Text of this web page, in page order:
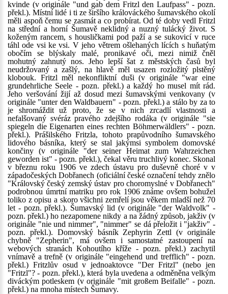
kvinde (v originále "und gab dem Fritzl den Laufpass" - pozn.
překl.). Místní lidé i ti ze širšího králováckého šumavského okolí
měli aspoň čemu se zasmát a co probírat. Od té doby vedl Fritzl
na střední a horní Šumavě neklidný a nuzný tulácký život. S
koženým rancem, s housličkami pod paží a se sukovicí v ruce
táhl ode vsi ke vsi. V jeho větrem ošlehaných lících s huňatým
obočím se blýskaly malé, pronikavé oči, mezi nimiž čněl
mohutný zahnutý nos. Jeho lepší šat z městských časů byl
neudržovaný a zašlý, na hlavě měl usazen rozložitý plstěný
klobouk. Fritzl měl nekonfliktní duši (v originále "war eine
grundehrliche Seele - pozn. překl.) a každý ho musel mít rád.
Jeho veršování žijí až dosud mezi šumavskými venkovany (v
originále "unter den Waldbauern" - pozn. překl.) a stálo by za to
je shromáždit už proto, že se v nich zrcadlí vlastnosti a
nefalšovaný svéráz pravého zdejšího rodáka (v originále "sie
spiegeln die Eigenarten eines rechten Böhmerwäldlers" - pozn.
překl.). Prášilského Fritzla, tohoto prapůvodního šumavského
lidového básníka, který se stal jakýmsi symbolem domovské
končiny (v originále "der seiner Heimat zum Wahrzeichen
geworden ist" - pozn. překl.), čekal věru truchlivý konec. Skonal
v březnu roku 1906 ve zdech ústavu pro duševně choré v v
západočeských Dobřanech (oficiální české označení tehdy znělo
"Královský český zemský ústav pro choromyslné v Dobřanech"
podrobnou úmrtní matriku pro rok 1906 známe ovšem bohužel
toliko z opisu a skoro všichni zemřelí jsou věkem mladší než 70
let - pozn. překl.). Šumavský lid (v originále "der Waldvolk" -
pozn. překl.) ho nezapomene nikdy a na žádný způsob, jakživ (v
originále "nie und nimmer", "nimmer" se dá přeložit i "jakživ" -
pozn. překl.). Domovský básník Zephyrin Zettl (v originále
chybně "Zepherin", má ovšem i samostatné zastoupení na
webových stranách Kohoutího kříže - pozn. překl.) zachytil
vnímavě a trefně (v originále "eingehend und trefflich" - pozn.
překl.) Fritzlův osud v jednoaktovce "Der Fritzl" (nebo jen
"Fritzl"? - pozn. překl.), která byla uvedena a odměněna velkým
diváckým potleskem (v originále "mit großem Beifalle" - pozn.
překl.) na mnoha místech Šumavy.